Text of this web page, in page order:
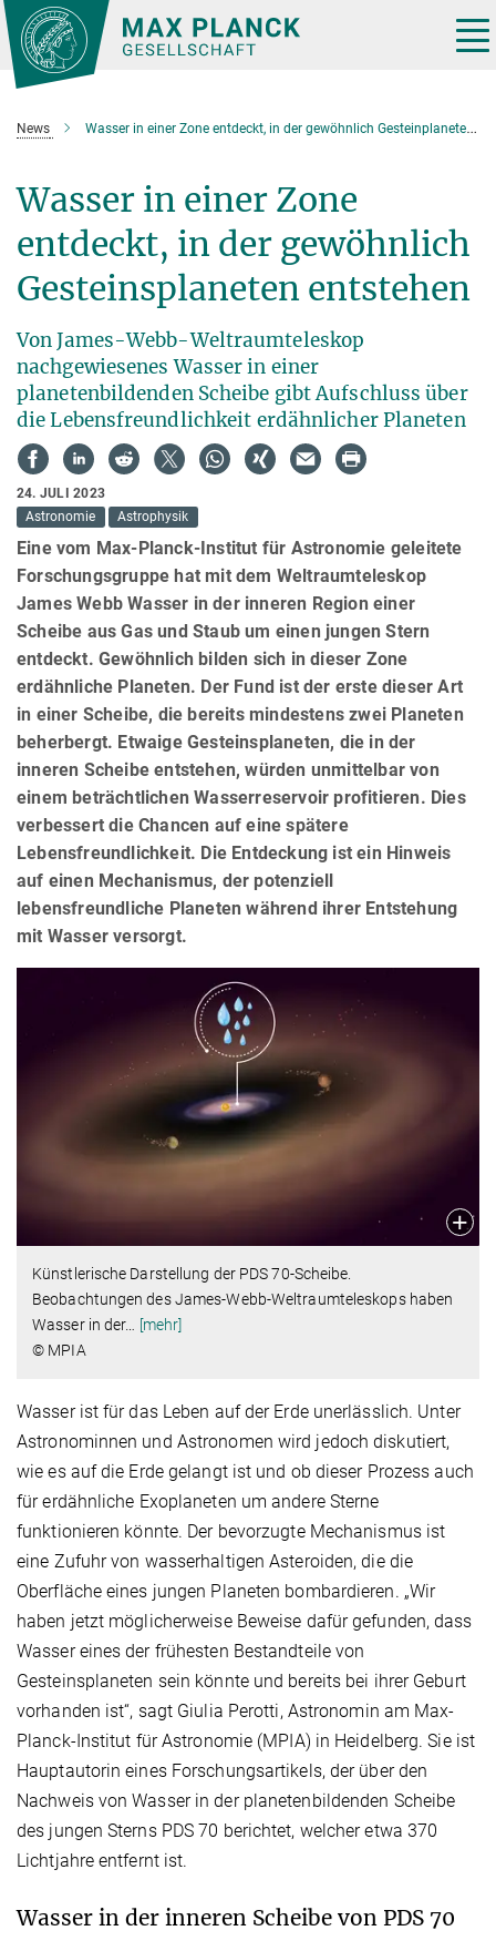
Hauptinhalt
News Wasser in einer Zone entdeckt, in der gewöhnlich Gesteinplaneten entstehen
Wasser in einer Zone
entdeckt, in der gewöhnlich
Gesteinsplaneten entstehen
Von James-Webb-Weltraumteleskop
nachgewiesenes Wasser in einer
planetenbildenden Scheibe gibt Aufschluss über
die Lebensfreundlichkeit erdähnlicher Planeten
24. JULI 2023
Astronomie
Astrophysik
Eine vom Max-Planck-Institut für Astronomie geleitete
Forschungsgruppe hat mit dem Weltraumteleskop
James Webb Wasser in der inneren Region einer
Scheibe aus Gas und Staub um einen jungen Stern
entdeckt. Gewöhnlich bilden sich in dieser Zone
erdähnliche Planeten. Der Fund ist der erste dieser Art
in einer Scheibe, die bereits mindestens zwei Planeten
beherbergt. Etwaige Gesteinsplaneten, die in der
inneren Scheibe entstehen, würden unmittelbar von
einem beträchtlichen Wasserreservoir profitieren. Dies
verbessert die Chancen auf eine spätere
Lebensfreundlichkeit. Die Entdeckung ist ein Hinweis
auf einen Mechanismus, der potenziell
lebensfreundliche Planeten während ihrer Entstehung
mit Wasser versorgt.
Künstlerische Darstellung der PDS 70-Scheibe.
Beobachtungen des James-Webb-Weltraumteleskops haben
Wasser in der…
[mehr]
© MPIA
Wasser ist für das Leben auf der Erde unerlässlich. Unter
Astronominnen und Astronomen wird jedoch diskutiert,
wie es auf die Erde gelangt ist und ob dieser Prozess auch
für erdähnliche Exoplaneten um andere Sterne
funktionieren könnte. Der bevorzugte Mechanismus ist
eine Zufuhr von wasserhaltigen Asteroiden, die die
Oberfläche eines jungen Planeten bombardieren. „Wir
haben jetzt möglicherweise Beweise dafür gefunden, dass
Wasser eines der frühesten Bestandteile von
Gesteinsplaneten sein könnte und bereits bei ihrer Geburt
vorhanden ist“, sagt Giulia Perotti, Astronomin am Max-
Planck-Institut für Astronomie (MPIA) in Heidelberg. Sie ist
Hauptautorin eines Forschungsartikels, der über den
Nachweis von Wasser in der planetenbildenden Scheibe
des jungen Sterns PDS 70 berichtet, welcher etwa 370
Lichtjahre entfernt ist.
Wasser in der inneren Scheibe von PDS 70